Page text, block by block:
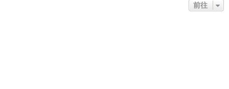
前往